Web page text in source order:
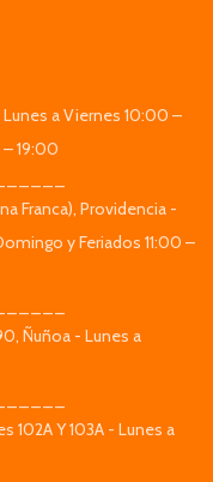
a Viernes 10:00 –
19:00
Franca), Providencia -
y Feriados 11:00 –
Ñuñoa - Lunes a
102A Y 103A - Lunes a